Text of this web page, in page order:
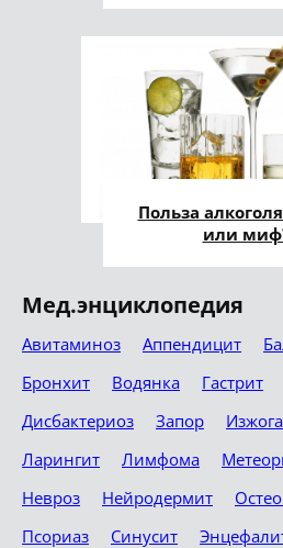
Польза
или
Мед.энциклопедия
Авитаминоз Аппендицит
Бронхит
Водянка Гастрит
Дисбактериоз
Запор Изжога
Ларингит
Лимфома
Невроз
Нейродермит
Псориаз
Синусит